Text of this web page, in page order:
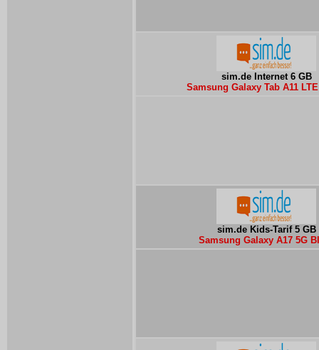
sim.de Internet 6 GB
Samsung Galaxy Tab A11
sim.de Kids-Tarif 5 GB
Samsung Galaxy A17 5G